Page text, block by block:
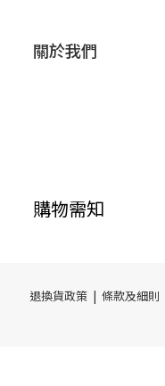
關於我們
購物需知
退換貨政策 | 條款及細則